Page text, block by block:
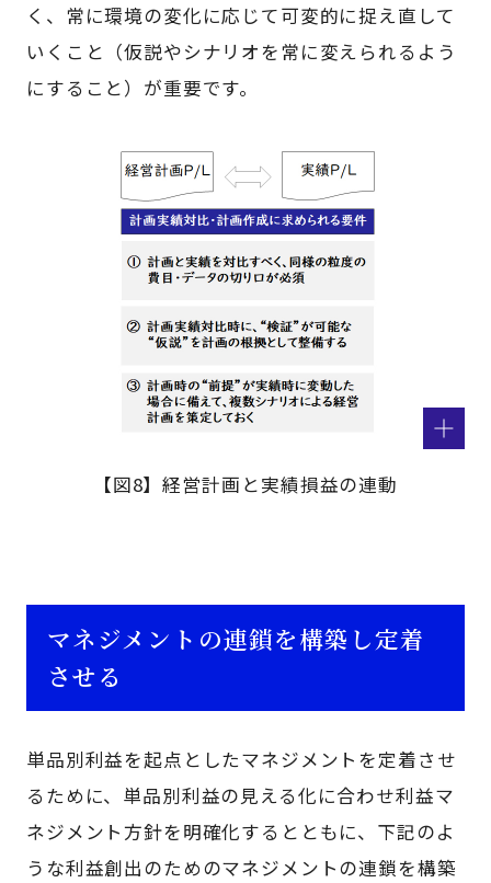
く、常に環境の変化に応じて可変的に捉え直して
いくこと（仮説やシナリオを常に変えられるよう
にすること）が重要です。
【図8】経営計画と実績損益の連動
マネジメントの連鎖を構築し定着
させる
単品別利益を起点としたマネジメントを定着させ
るために、単品別利益の見える化に合わせ利益マ
ネジメント方針を明確化するとともに、下記のよ
うな利益創出のためのマネジメントの連鎖を構築